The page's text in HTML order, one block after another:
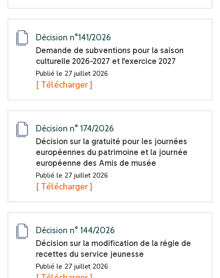
Décision n°141/2026
Demande de subventions pour la saison
culturelle 2026-2027 et l'exercice 2027
Publié le 27 juillet 2026
[ Télécharger ]
Décision n° 174/2026
Décision sur la gratuité pour les journées
européennes du patrimoine et la journée
européenne des Amis de musée
Publié le 27 juillet 2026
[ Télécharger ]
Décision n° 144/2026
Décision sur la modification de la régie de
recettes du service jeunesse
Publié le 27 juillet 2026